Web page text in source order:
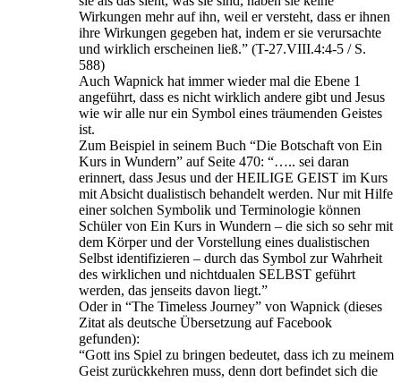
Wirkungen mehr auf ihn, weil er versteht, dass er ihnen
ihre Wirkungen gegeben hat, indem er sie verursachte
und wirklich erscheinen ließ.” (T-27.VIII.4:4-5 / S.
588)
Auch Wapnick hat immer wieder mal die Ebene 1
angeführt, dass es nicht wirklich andere gibt und Jesus
wie wir alle nur ein Symbol eines träumenden Geistes
ist.
Zum Beispiel in seinem Buch “Die Botschaft von Ein
Kurs in Wundern” auf Seite 470: “….. sei daran
erinnert, dass Jesus und der HEILIGE GEIST im Kurs
mit Absicht dualistisch behandelt werden. Nur mit Hilfe
einer solchen Symbolik und Terminologie können
Schüler von Ein Kurs in Wundern – die sich so sehr mit
dem Körper und der Vorstellung eines dualistischen
Selbst identifizieren – durch das Symbol zur Wahrheit
des wirklichen und nichtdualen SELBST geführt
werden, das jenseits davon liegt.”
Oder in “The Timeless Journey” von Wapnick (dieses
Zitat als deutsche Übersetzung auf Facebook
gefunden):
“Gott ins Spiel zu bringen bedeutet, dass ich zu meinem
Geist zurückkehren muss, denn dort befindet sich die